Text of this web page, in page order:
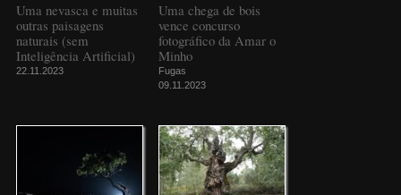
Uma nevasca e muitas
outras paisagens
naturais (sem
Inteligência Artificial)
22.11.2023
Uma chega de bois
vence concurso
fotográfico da Amar o
Minho
Fugas
09.11.2023